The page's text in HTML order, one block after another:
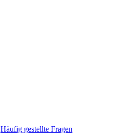
Häufig gestellte Fragen